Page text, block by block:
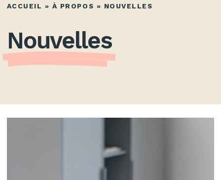
ACCUEIL » À PROPOS » NOUVELLES
Nouvelles